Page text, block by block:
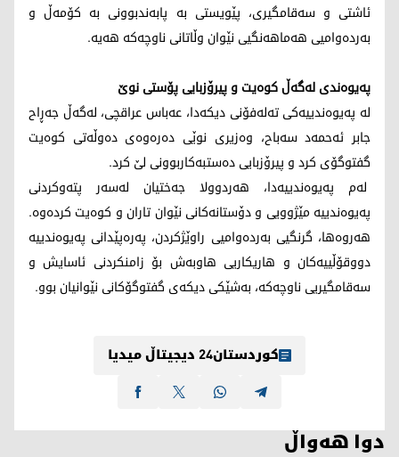
ئاشتی و سەقامگیری، پێویستی بە پابەندبوونی بە کۆمەڵ و
بەردەوامیی هەماهەنگیی نێوان وڵاتانی ناوچەکە هەیە.
پەیوەندی لەگەڵ کوەیت و پیرۆزبایی پۆستی نوێ
لە پەیوەندییەکی تەلەفۆنی دیکەدا، عەباس عراقچی، لەگەڵ جەڕاح
جابر ئەحمەد سەباح، وەزیری نوێی دەرەوەی دەوڵەتی کوەیت
گفتوگۆی کرد و پیرۆزبایی دەستبەکاربوونی لێ کرد.
لەم پەیوەندییەدا، هەردوولا جەختیان لەسەر پتەوکردنی
پەیوەندییە مێژوویی و دۆستانەکانی نێوان تاران و کوەیت کردەوە.
هەروەها، گرنگیی بەردەوامیی راوێژکردن، پەرەپێدانی پەیوەندییە
دووقۆڵییەکان و هاریکاریی هاوبەش بۆ زامنکردنی ئاسایش و
سەقامگیریی ناوچەکە، بەشێکی دیکەی گفتوگۆکانی نێوانیان بوو.
کوردستان24 دیجیتاڵ میدیا
دوا هەواڵ